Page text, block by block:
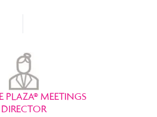
PLAZA® MEETINGS
DIRECTOR